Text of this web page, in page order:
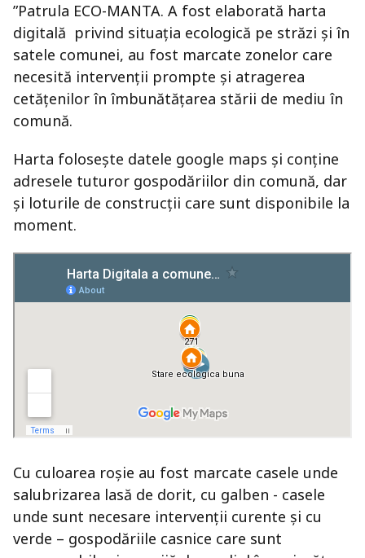
”Patrula ECO-MANTA. A fost elaborată harta
digitală privind situația ecologică pe străzi și în
satele comunei, au fost marcate zonelor care
necesită intervenții prompte și atragerea
cetățenilor în îmbunătățarea stării de mediu în
comună.
Harta folosește datele google maps și conține
adresele tuturor gospodăriilor din comună, dar
și loturile de construcții care sunt disponibile la
moment.
Cu culoarea roșie au fost marcate casele unde
salubrizarea lasă de dorit, cu galben - casele
unde sunt necesare intervenții curente și cu
verde – gospodăriile casnice care sunt